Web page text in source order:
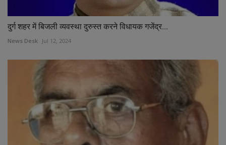
दुर्ग शहर में बिजली व्यवस्था दुरुस्त करने विधायक गजेंद्र...
News Desk Jul 12, 2024